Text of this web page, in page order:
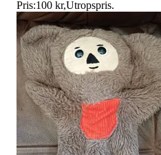
Pris:100 kr,Utropspris.